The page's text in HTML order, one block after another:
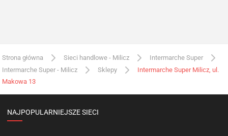
Strona główna Sieci handlowe - Milicz
Intermarche Super
Intermarche Super - Milicz
Sklepy
Intermarche Super Milicz, ul.
Makowa 13
NAJPOPULARNIEJSZE SIECI